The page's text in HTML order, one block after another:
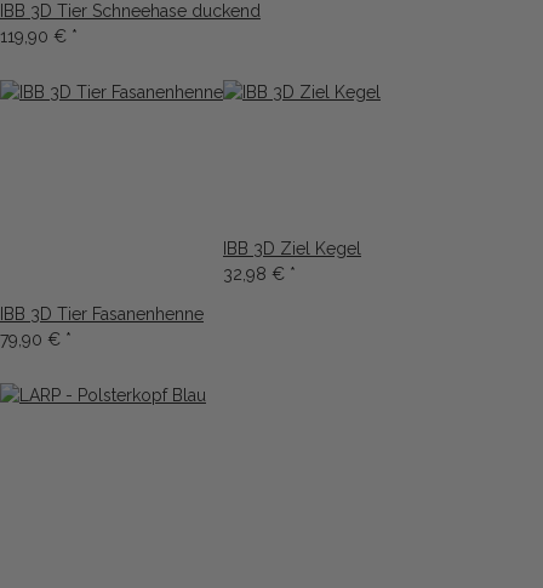
IBB 3D Tier Schneehase duckend
119,90 € *
IBB 3D Tier Fasanenhenne
79,90 € *
IBB 3D Ziel Kegel
32,98 € *